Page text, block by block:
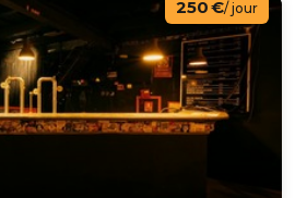
250 €/ jour